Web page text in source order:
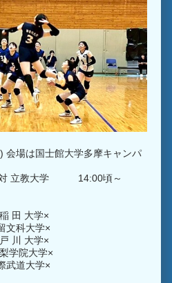
場は国士館大学多摩キャンパ
立教大学 14:00頃～
田 大学×
文科大学×
川 大学×
学院大学×
道大学×